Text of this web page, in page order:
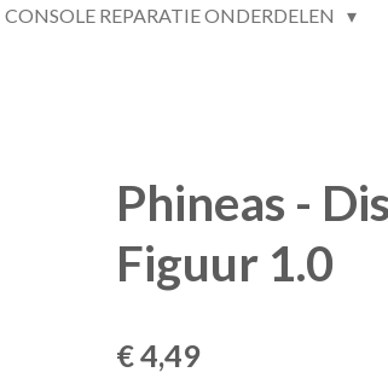
CONSOLE REPARATIE ONDERDELEN
Phineas -
Figuur 1.0
€ 4,49